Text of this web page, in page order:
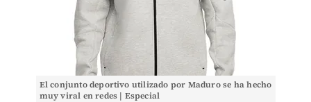
El conjunto deportivo utilizado por Maduro se ha hecho
muy viral en redes | Especial